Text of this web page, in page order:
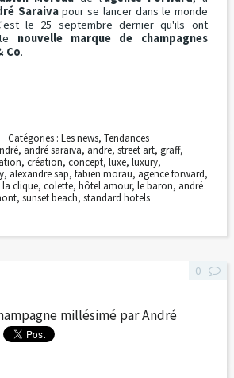
Saraivapour se lancer dans le monde
le 25 septembre dernier qu'ils ont
nouvelle marque de champagnes
Co.
Catégories : Les news, Tendances
, andré saraiva, andre,street art,graff,
, création, concept, luxe, luxury,
, alexandre sap, fabien morau, agence forward,
la clique, colette, hôtel amour, le baron, andré
, sunset beach, standard hotels
millésimé par André
0